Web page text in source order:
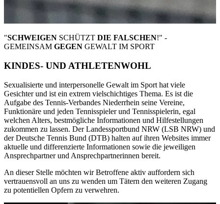
"SCHWEIGEN SCHÜTZT DIE FALSCHEN!" -
GEMEINSAM GEGEN GEWALT IM SPORT
KINDES- UND ATHLETENWOHL
Sexualisierte und interpersonelle Gewalt im Sport hat viele
Gesichter und ist ein extrem vielschichtiges Thema. Es ist die
Aufgabe des Tennis-Verbandes Niederrhein seine Vereine,
Funktionäre und jeden Tennisspieler und Tennisspielerin, egal
welchen Alters, bestmögliche Informationen und Hilfestellungen
zukommen zu lassen. Der Landessportbund NRW (LSB NRW) und
der Deutsche Tennis Bund (DTB) halten auf ihren Websites immer
aktuelle und differenzierte Informationen sowie die jeweiligen
Ansprechpartner und Ansprechpartnerinnen bereit.
An dieser Stelle möchten wir Betroffene aktiv auffordern sich
vertrauensvoll an uns zu wenden um Tätern den weiteren Zugang
zu potentiellen Opfern zu verwehren.